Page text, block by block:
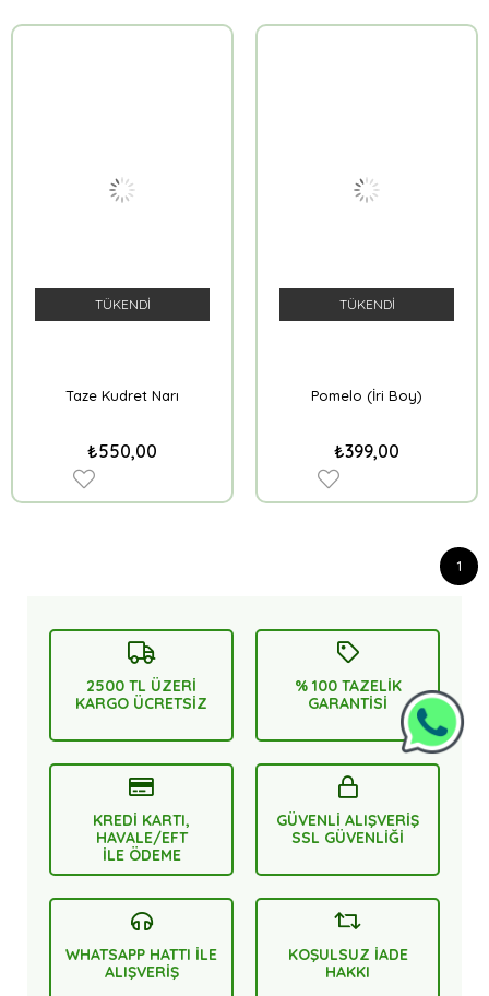
TÜKENDI
Taze Kudret Narı
₺550,00
TÜKENDI
Pomelo (İri Boy)
₺399,00
1
2500 TL ÜZERİ
KARGO ÜCRETSİZ
% 100 TAZELİK
GARANTİSİ
KREDİ KARTI,
HAVALE/EFT
İLE ÖDEME
GÜVENLİ ALIŞVERİŞ
SSL GÜVENLİĞİ
WHATSAPP HATTI İLE
ALIŞVERİŞ
KOŞULSUZ İADE
HAKKI